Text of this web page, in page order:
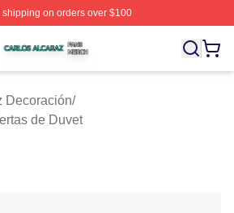
shipping on orders over $100
⚡️ Officially Licensed Carlos
Decoración/
de Duvet